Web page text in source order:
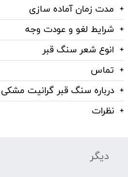
مدت زمان آماده سازی
شرایط لغو و عودت وجه
انوع شعر سنگ قبر
تماس
درباره سنگ قبر گرانیت مشکی
نظرات
دیگر